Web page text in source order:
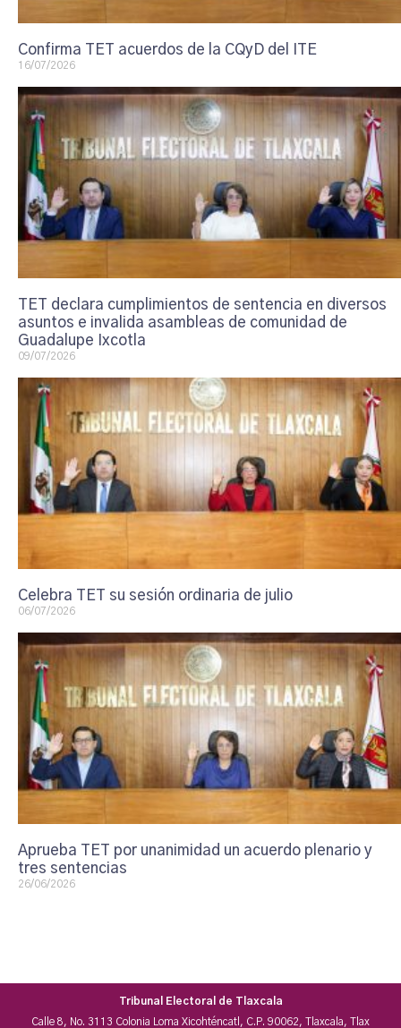
Confirma TET acuerdos de la CQyD del ITE
16/07/2026
TET declara cumplimientos de sentencia en diversos
asuntos e invalida asambleas de comunidad de
Guadalupe Ixcotla
09/07/2026
Celebra TET su sesión ordinaria de julio
06/07/2026
Aprueba TET por unanimidad un acuerdo plenario y
tres sentencias
26/06/2026
Tribunal Electoral de Tlaxcala
Calle 8, No. 3113 Colonia Loma Xicohténcatl, C.P. 90062, Tlaxcala, Tlax